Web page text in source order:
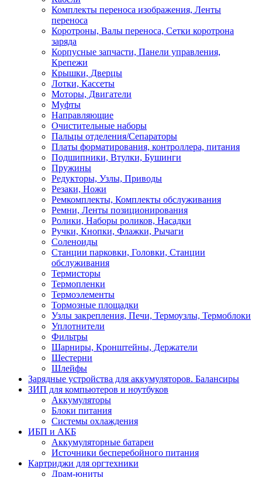
Комплекты переноса изображения, Ленты
переноса
Коротроны, Валы переноса, Сетки коротрона
заряда
Корпусные запчасти, Панели управления,
Крепежи
Крышки, Дверцы
Лотки, Кассеты
Моторы, Двигатели
Муфты
Направляющие
Очистительные наборы
Пальцы отделения/Сепараторы
Платы форматирования, контроллера, питания
Подшипники, Втулки, Бушинги
Пружины
Редукторы, Узлы, Приводы
Резаки, Ножи
Ремкомплекты, Комплекты обслуживания
Ремни, Ленты позиционирования
Ролики, Наборы роликов, Насадки
Ручки, Кнопки, Флажки, Рычаги
Соленоиды
Станции парковки, Головки, Станции
обслуживания
Термисторы
Термопленки
Термоэлементы
Тормозные площадки
Узлы закрепления, Печи, Термоузлы, Термоблоки
Уплотнители
Фильтры
Шарниры, Кронштейны, Держатели
Шестерни
Шлейфы
Зарядные устройства для аккумуляторов. Балансиры
ЗИП для компьютеров и ноутбуков
Аккумуляторы
Блоки питания
Системы охлаждения
ИБП и АКБ
Аккумуляторные батареи
Источники бесперебойного питания
Картриджи для оргтехники
Драм-юниты